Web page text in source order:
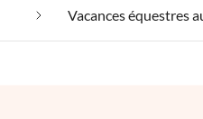
Vacances équestres